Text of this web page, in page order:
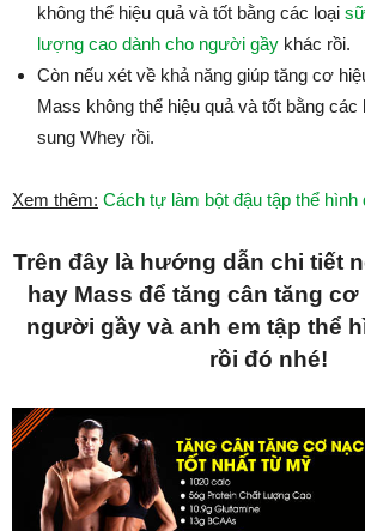
không thể hiệu quả và tốt bằng các loại
lượng cao dành cho người gầy khác rồi.
Còn nếu xét về khả năng giúp tăng cơ
Mass không thể hiệu quả và tốt bằng
sung Whey rồi.
Xem thêm: Cách tự làm bột đậu tập thể hình
Trên đây là hướng dẫn chi tiết
hay Mass để tăng cân tăng
người gầy và anh em tập thể
rồi đó nhé!